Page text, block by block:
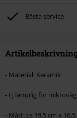
Bästa service
- Material: Keramik
- Ej lämplig för
- Mått: ca 19,5 cm x